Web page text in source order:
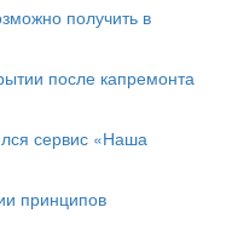
получить в
после капремонта
сервис «Наша
принципов